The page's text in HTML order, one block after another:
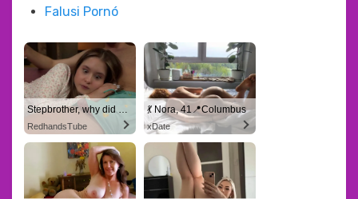
Falusi Pornó
Stepbrother, why did you show me your dick? Now I want to fuck you with my wet pussy
RedhandsTube
💃 Nora, 41📍Columbus
xDate